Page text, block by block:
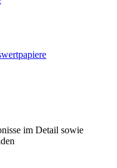
im Detail sowie